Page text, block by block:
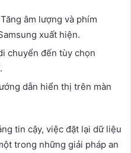
âm lượng và phím
xuất hiện.
chuyển đến tùy chọn
dẫn hiển thị trên màn
tin cậy, việc đặt lại dữ liệu
trong những giải pháp an